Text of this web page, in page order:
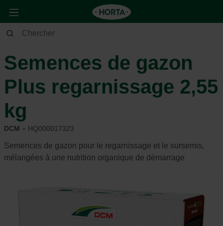
Jardin Gazon
Semences de gazon
Plus regarnissage 2,55
kg
DCM HQ000017323
Semences de gazon pour le regarnissage et le sursemis,
mélangées à une nutrition organique de démarrage